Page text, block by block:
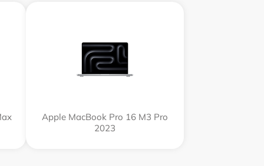
Apple MacBook Pro 16 M3 Pro
2023